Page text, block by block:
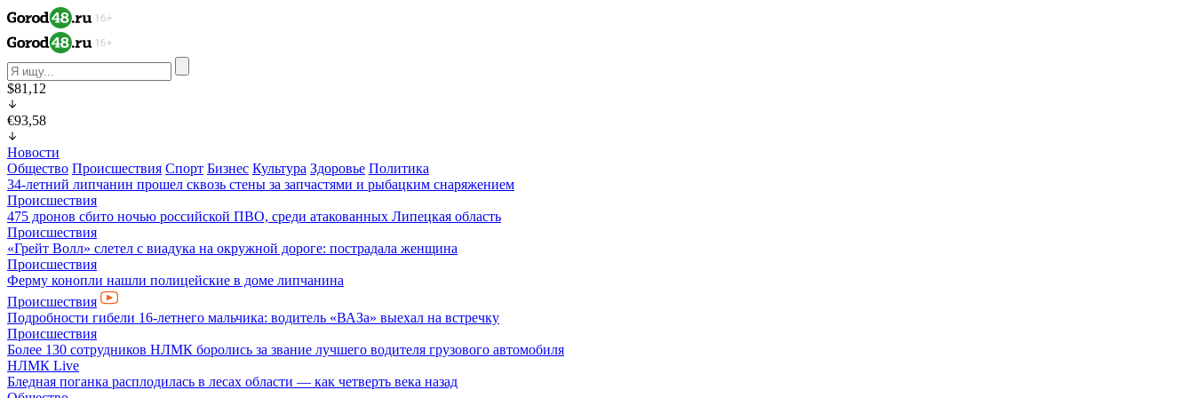
$81,12
€93,58
Новости
Общество Происшествия Спорт Бизнес Культура Здоровье Политика
34-летний липчанин прошел сквозь стены за запчастями и рыбацким снаряжением
Происшествия
475 дронов сбито ночью российской ПВО, среди атакованных Липецкая область
Происшествия
«Грейт Волл» слетел с виадука на окружной дороге: пострадала женщина
Происшествия
Ферму конопли нашли полицейские в доме липчанина
Происшествия
Подробности гибели 16-летнего мальчика: водитель «ВАЗа» выехал на встречку
Происшествия
Более 130 сотрудников НЛМК боролись за звание лучшего водителя грузового автомобиля
НЛМК Live
Бледная поганка расплодилась в лесах области — как четверть века назад